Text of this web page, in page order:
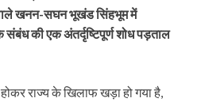
खनन-सघन भूखंड सिंहभूम में
की एक अंतर्दृष्टिपूर्ण शोध पड़ताल
राज्‍य के खिलाफ खड़ा हो गया है,